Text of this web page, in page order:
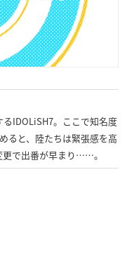
IDOLiSH7。ここで知名度
ると、陸たちは緊張感を高
更で出番が早まり……。